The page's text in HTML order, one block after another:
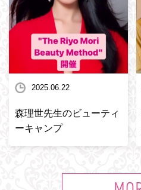
2025.06.22
森理世先生のビューティ
ーキャンプ